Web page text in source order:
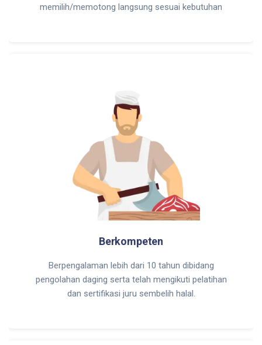
memilih/memotong langsung sesuai kebutuhan
Berkompeten
Berpengalaman lebih dari 10 tahun dibidang
pengolahan daging serta telah mengikuti pelatihan
dan sertifikasi juru sembelih halal.